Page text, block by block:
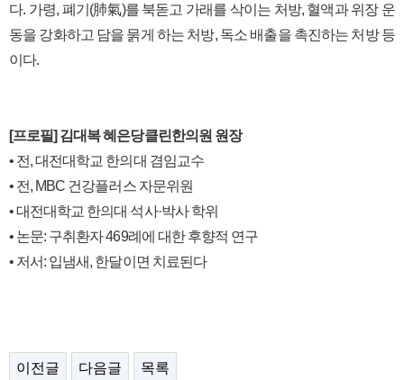
다. 가령, 폐기(肺氣)를 북돋고 가래를 삭이는 처방, 혈액과 위장 운
동을 강화하고 담을 묽게 하는 처방, 독소 배출을 촉진하는 처방 등
이다.
[프로필] 김대복 혜은당클린한의원 원장
• 전, 대전대학교 한의대 겸임교수
• 전, MBC 건강플러스 자문위원
• 대전대학교 한의대 석사·박사 학위
• 논문: 구취환자 469례에 대한 후향적 연구
• 저서: 입냄새, 한달이면 치료된다
이전글 다음글 목록